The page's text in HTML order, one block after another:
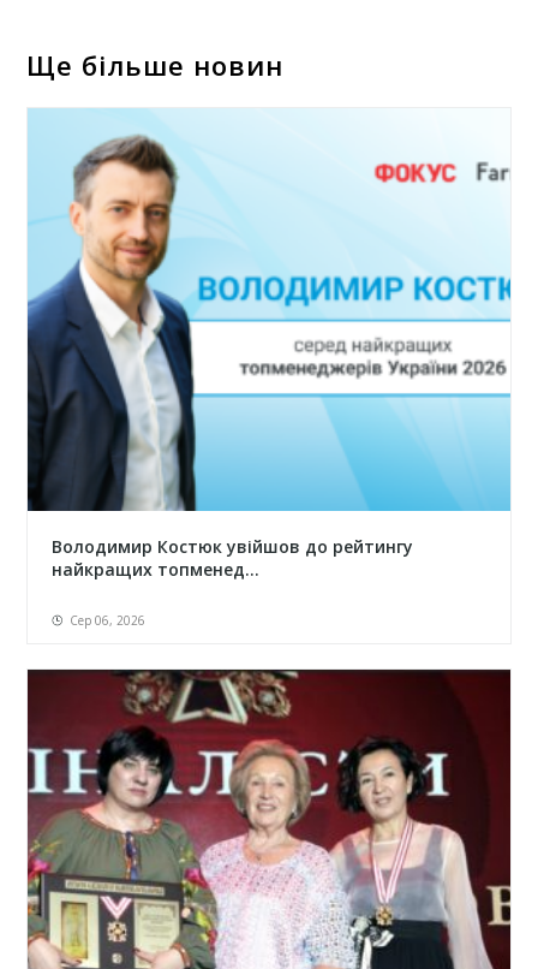
Ще більше новин
Володимир Костюк увійшов до рейтингу
найкращих топменед...
Сер 06, 2026